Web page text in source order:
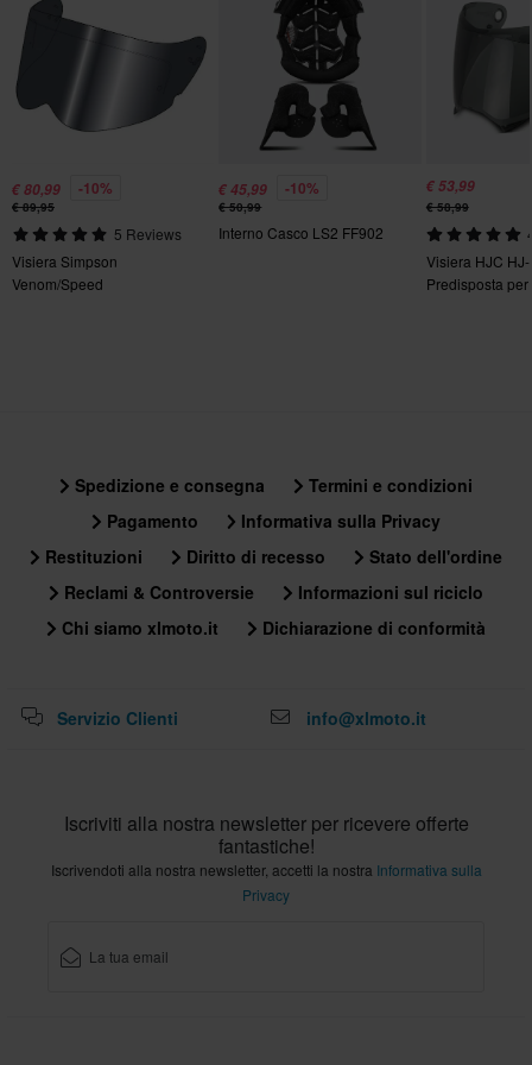
€ 80,99 -10%
€ 89,95
5 Reviews
Visiera Simpson
Venom/Speed
€ 45,99 -10%
€ 50,99
Interno Casco LS2 FF902
€ 53,99
€ 58,99
Visiera HJC
Predisposta
Spedizione e consegna
Termini e condizioni
Pagamento
Informativa sulla Privacy
Restituzioni
Diritto di recesso
Stato dell'ordine
Reclami & Controversie
Informazioni sul riciclo
Chi siamo xlmoto.it
Dichiarazione di conformità
Servizio Clienti info@xlmoto.it
Iscriviti alla nostra newsletter per ricevere offerte
fantastiche!
Iscrivendoti alla nostra newsletter, accetti la nostra Informativa sulla
Privacy